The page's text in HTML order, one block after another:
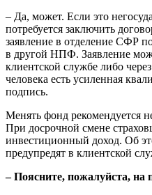
– Да, может. Если это
потребуется заключить
заявление в отделение СФР
в другой НПФ. Заявление
клиентской службе либо
человека есть усиленная
подпись.
Менять фонд рекомендуется
При досрочной смене
инвестиционный доход. Об
предупредят в клиентской
– Поясните, пожалуйста, на